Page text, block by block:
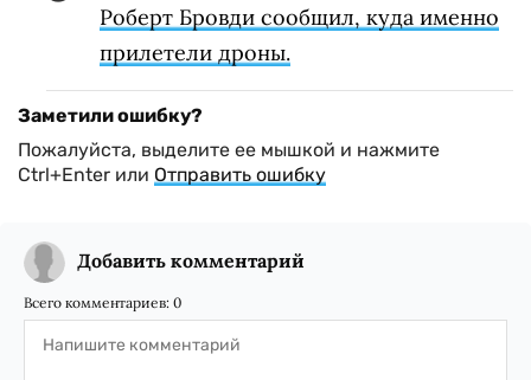
Роберт Бровди сообщил, куда именно
прилетели дроны.
Заметили ошибку?
Пожалуйста, выделите ее мышкой и нажмите
Ctrl+Enter или Отправить ошибку
Добавить комментарий
Всего комментариев: 0